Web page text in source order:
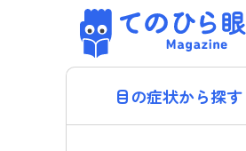
Skip
content
目の症状から探す